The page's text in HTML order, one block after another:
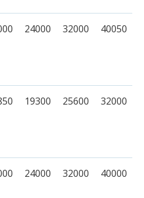
24000 32000 40050
19300 25600 32000
24000 32000 40000